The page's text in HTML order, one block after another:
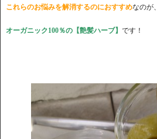
これらのお悩みを解消するのにおすすめなのが、
オーガニック100％の【艶髪ハーブ】 です！